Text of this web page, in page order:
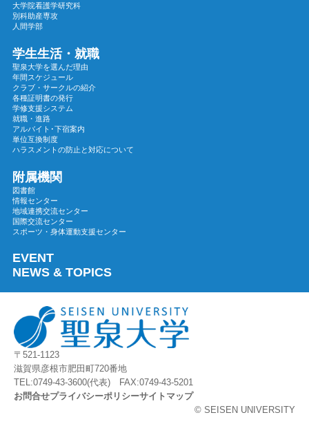
2024年03月
2024年02月
2023年12月
2023年11月
2023年10月
2023年09月
2023年08月
2023年07月
2023年06月
2023年05月
2023年04月
2023年03月
2023年01月
2022年11月
2022年10月
2022年09月
2022年08月
2022年07月
2022年06月
大学院看護学研究科
別科助産専攻
人間学部
学生生活・就職
聖泉大学を選んだ理由
年間スケジュール
クラブ・サークルの紹介
各種証明書の発行
学修支援システム
就職・進路
アルバイト･下宿案内
単位互換制度
ハラスメントの防止と対応について
附属機関
図書館
情報センター
地域連携交流センター
国際交流センター
スポーツ・身体運動支援センター
EVENT
NEWS & TOPICS
〒521-1123
滋賀県彦根市肥田町720番地
TEL:0749-43-3600(代表) FAX:0749-43-5201
お問合せプライバシーポリシーサイトマップ
© SEISEN UNIVERSITY